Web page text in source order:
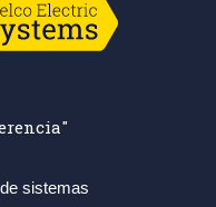
sistemas